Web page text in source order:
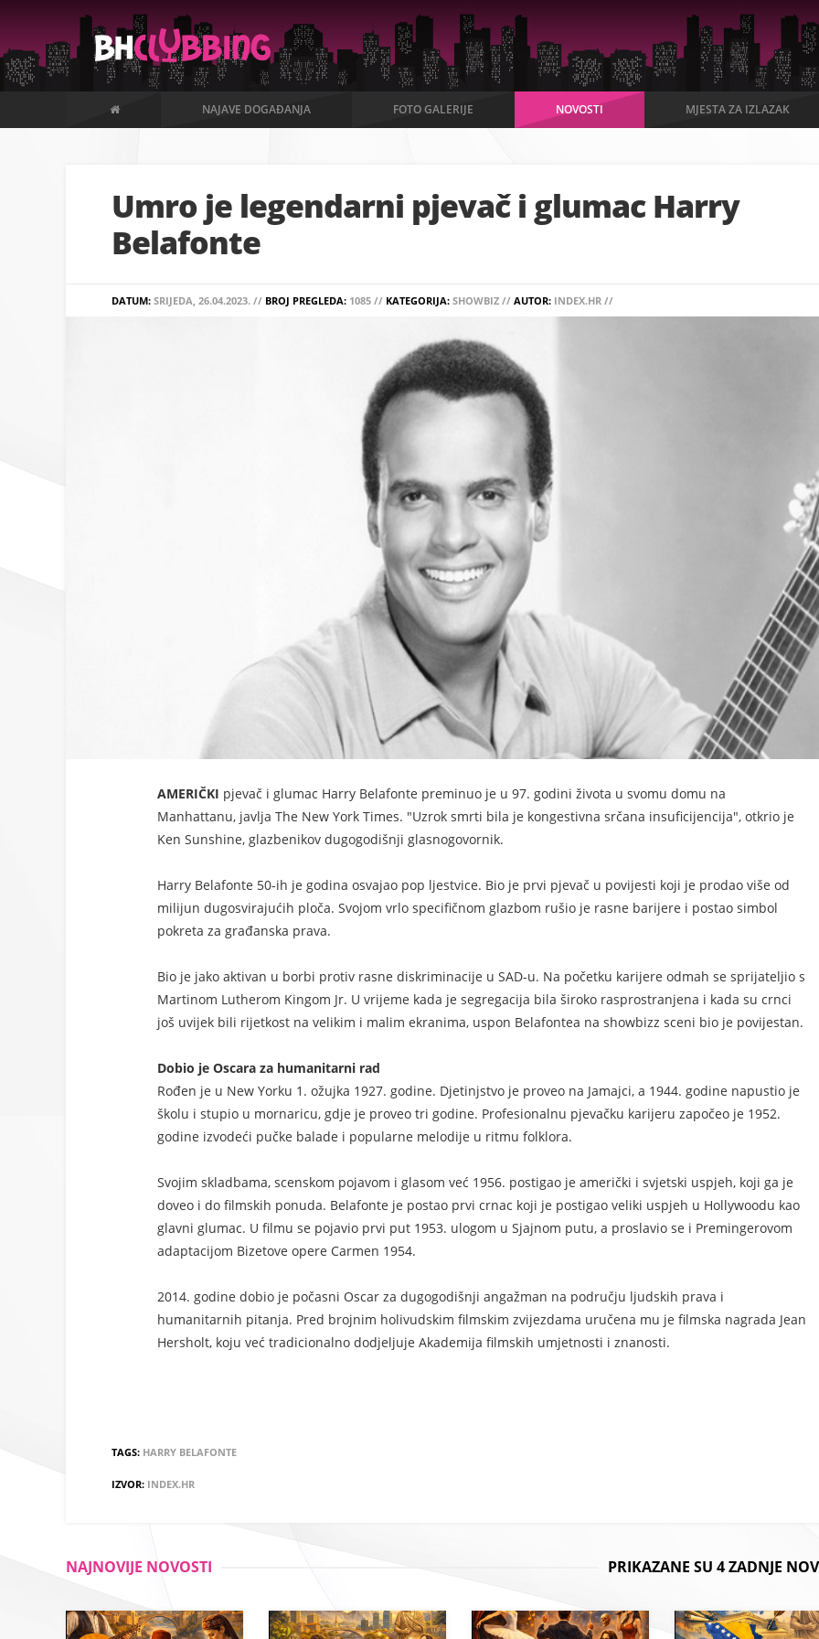
NAJAVE DOGAĐANJA FOTO GALERIJE NOVOSTI MJESTA ZA IZLAZAK
Umro je legendarni pjevač i glumac Harry
Belafonte
DATUM: SRIJEDA, 26.04.2023. // BROJ PREGLEDA: 1085 // KATEGORIJA: SHOWBIZ // AUTOR: INDEX.HR //
AMERIČKI pjevač i glumac Harry Belafonte preminuo je u 97. godini života u svomu domu na
Manhattanu, javlja The New York Times. "Uzrok smrti bila je kongestivna srčana insuficijencija", otkrio je
Ken Sunshine, glazbenikov dugogodišnji glasnogovornik.
Harry Belafonte 50-ih je godina osvajao pop ljestvice. Bio je prvi pjevač u povijesti koji je prodao više od
milijun dugosvirajućih ploča. Svojom vrlo specifičnom glazbom rušio je rasne barijere i postao simbol
pokreta za građanska prava.
Bio je jako aktivan u borbi protiv rasne diskriminacije u SAD-u. Na početku karijere odmah se sprijateljio s
Martinom Lutherom Kingom Jr. U vrijeme kada je segregacija bila široko rasprostranjena i kada su crnci
još uvijek bili rijetkost na velikim i malim ekranima, uspon Belafontea na showbizz sceni bio je povijestan.
Dobio je Oscara za humanitarni rad
Rođen je u New Yorku 1. ožujka 1927. godine. Djetinjstvo je proveo na Jamajci, a 1944. godine napustio je
školu i stupio u mornaricu, gdje je proveo tri godine. Profesionalnu pjevačku karijeru započeo je 1952.
godine izvodeći pučke balade i popularne melodije u ritmu folklora.
Svojim skladbama, scenskom pojavom i glasom već 1956. postigao je američki i svjetski uspjeh, koji ga je
doveo i do filmskih ponuda. Belafonte je postao prvi crnac koji je postigao veliki uspjeh u Hollywoodu kao
glavni glumac. U filmu se pojavio prvi put 1953. ulogom u Sjajnom putu, a proslavio se i Premingerovom
adaptacijom Bizetove opere Carmen 1954.
2014. godine dobio je počasni Oscar za dugogodišnji angažman na području ljudskih prava i
humanitarnih pitanja. Pred brojnim holivudskim filmskim zvijezdama uručena mu je filmska nagrada Jean
Hersholt, koju već tradicionalno dodjeljuje Akademija filmskih umjetnosti i znanosti.
TAGS: HARRY BELAFONTE
IZVOR: INDEX.HR
NAJNOVIJE NOVOSTI PRIKAZANE SU 4 ZADNJE